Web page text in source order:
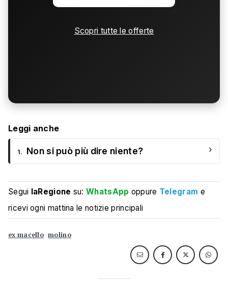
Scopri tutte le offerte
Leggi anche
1. Non si può più dire niente? ›
Segui laRegione su:WhatsApp oppure Telegram e
ricevi ogni mattina le notizie principali
ex macello molino